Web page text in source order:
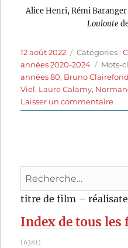
Alice Henri, Rémi Baranger
Louloute
Publié
le
12 août 2022 Catégories
Catégories :
années 2020-2024
Mots-
années 80, Bruno Clairefond
Viel, Laure Calamy,
Laisser un commentairesur
Recherche
pour
:
titre de film –
Index de tous
(6381)